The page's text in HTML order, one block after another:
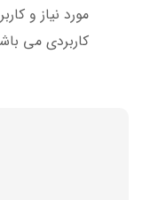
مورد نیاز و
کاربردی می